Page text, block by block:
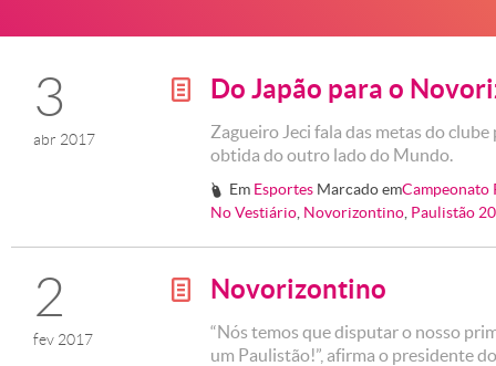
3
abr 2017
g Do Japão para o
Zagueiro Jeci fala das metas do
obtida do outro lado do Mundo.
# Em Esportes Marcado emCampeonato
No Vestiário Novorizontino Paulistão
2
fev 2017
g Novorizontino
“Nós temos que disputar o nosso
um Paulistão!”, afirma o presidente